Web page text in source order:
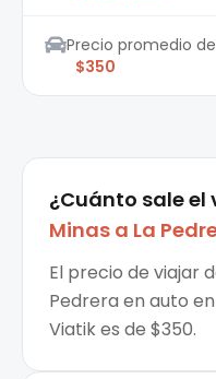
Precio promedio
$350
¿Cuánto sale el
Minas a La
El precio de viajar
Pedrera en auto
Viatik es de $350.